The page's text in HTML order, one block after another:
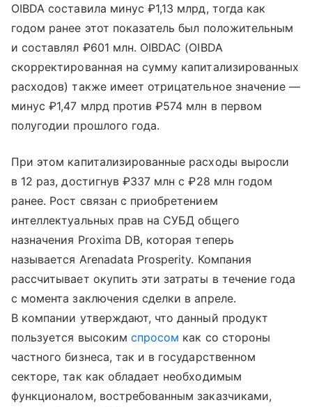
OIBDA составила минус ₽1,13 млрд, тогда как
годом ранее этот показатель был положительным
и составлял ₽601 млн. OIBDAC (OIBDA
скорректированная на сумму капитализированных
расходов) также имеет отрицательное значение —
минус ₽1,47 млрд против ₽574 млн в первом
полугодии прошлого года.
При этом капитализированные расходы выросли
в 12 раз, достигнув ₽337 млн с ₽28 млн годом
ранее. Рост связан с приобретением
интеллектуальных прав на СУБД общего
назначения Proxima DB, которая теперь
называется Arenadata Prosperity. Компания
рассчитывает окупить эти затраты в течение года
с момента заключения сделки в апреле.
В компании утверждают, что данный продукт
пользуется высоким спросом как со стороны
частного бизнеса, так и в государственном
секторе, так как обладает необходимым
функционалом, востребованным заказчиками,